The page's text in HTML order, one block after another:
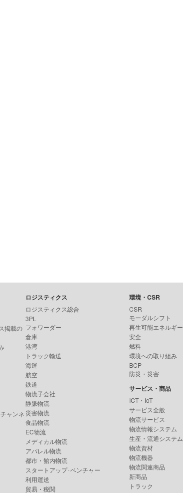
掲載の
ャンネ
ロジスティクス
ロジスティクス総合
3PL
フォワーダー
倉庫
港湾
トラック輸送
海運
航空
鉄道
物流子会社
静脈物流
災害物流
食品物流
EC物流
メディカル物流
アパレル物流
都市・館内物流
スタートアップ･ベンチャー
利用運送
貿易・税関
環境・CSR
CSR
モーダルシフト
再生可能エネルギー
安全
燃料
環境への取り組み
BCP
防災・災害
サービス・商品
ICT・IoT
サービス全般
物流サービス
物流情報システム
生産・流通システム
物流資材
物流機器
物流関連商品
新商品
トラック